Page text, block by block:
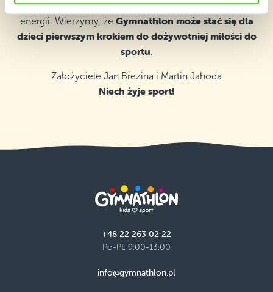
doświadczeniem, z którego wracają zadowolone i pełne
energii. Wierzymy, że Gymnathlon może stać się dla
dzieci pierwszym krokiem do dożywotniej miłości do
sportu.
Założyciele Jan Březina i Martin Jahoda
Niech żyje sport!
+48 22 263 02 22
Po-Pt: 9:00-13:00
info@gymnathlon.pl